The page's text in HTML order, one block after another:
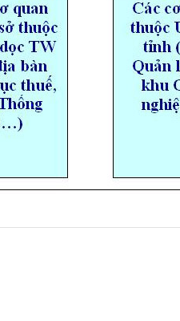
Cải cách hành chính